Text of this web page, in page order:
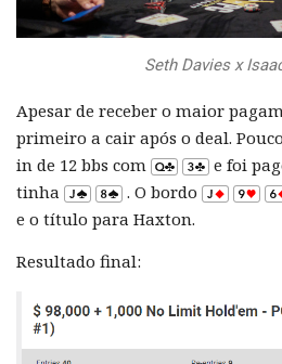
Seth Davies x
Apesar de receber o maior
primeiro a cair após o deal.
in de 12 bbs com
e foi
tinha
. O bordo
e o título para Haxton.
Resultado final: